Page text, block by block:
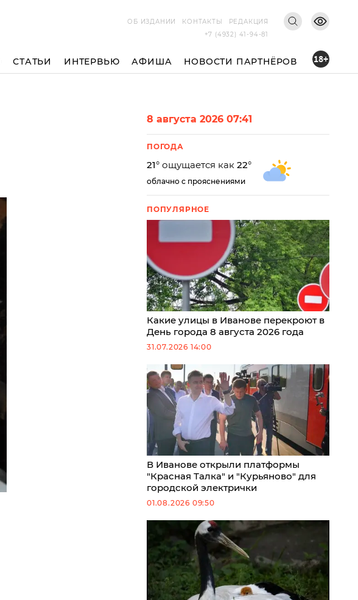
ОБ ИЗДАНИИ
КОНТАКТЫ
РЕДАКЦИЯ
+7 (4932) 41-94-81
СТАТЬИ ИНТЕРВЬЮ АФИША НОВОСТИ ПАРТНЁРОВ 18+
8 августа 2026 07:41
ПОГОДА
21° ощущается как 22°
облачно с прояснениями
ПОПУЛЯРНОЕ
Какие улицы в Иванове перекроют в
День города 8 августа 2026 года
31.07.2026 14:00
В Иванове открыли платформы
"Красная Талка" и "Курьяново" для
городской электрички
01.08.2026 09:50